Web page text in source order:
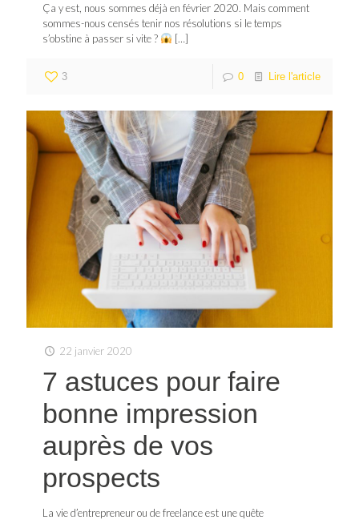
Ça y est, nous sommes déjà en février 2020. Mais comment
sommes-nous censés tenir nos résolutions si le temps
s’obstine à passer si vite ?
[…]
3 0 Lire l'article
22 janvier 2020
7 astuces pour faire
bonne impression
auprès de vos
prospects
La vie d’entrepreneur ou de freelance est une quête